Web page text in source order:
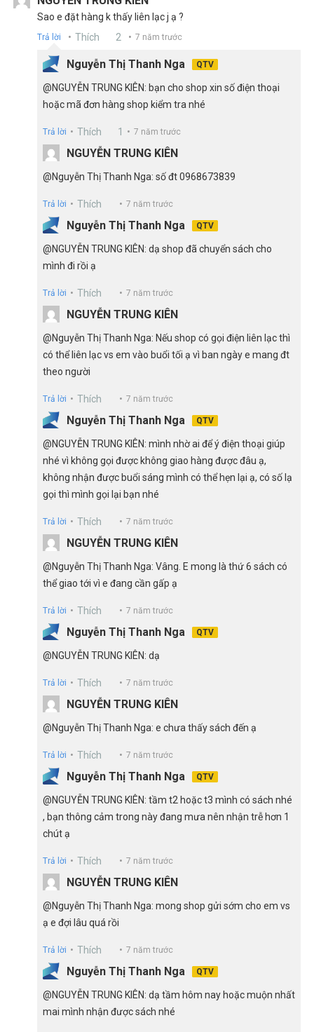
Sao e đặt hàng k thấy liên lạc j ạ ?
Trả lời Thích 2 7 năm trước
Nguyễn Thị Thanh Nga QTV
@NGUYỄN TRUNG KIÊN: bạn cho shop xin số điện thoại
hoặc mã đơn hàng shop kiểm tra nhé
Trả lời Thích 1 7 năm trước
NGUYỄN TRUNG KIÊN
@Nguyễn Thị Thanh Nga: số đt 0968673839
Trả lời Thích 7 năm trước
Nguyễn Thị Thanh Nga QTV
@NGUYỄN TRUNG KIÊN: dạ shop đã chuyển sách cho
mình đi rồi ạ
Trả lời Thích 7 năm trước
NGUYỄN TRUNG KIÊN
@Nguyễn Thị Thanh Nga: Nếu shop có gọi điện liên lạc thì
có thể liên lạc vs em vào buổi tối ạ vì ban ngày e mang đt
theo người
Trả lời Thích 7 năm trước
Nguyễn Thị Thanh Nga QTV
@NGUYỄN TRUNG KIÊN: mình nhờ ai để ý điện thoại giúp
nhé vì không gọi được không giao hàng được đâu ạ,
không nhận được buổi sáng mình có thể hẹn lại ạ, có số lạ
gọi thì mình gọi lại bạn nhé
Trả lời Thích 7 năm trước
NGUYỄN TRUNG KIÊN
@Nguyễn Thị Thanh Nga: Vâng. E mong là thứ 6 sách có
thể giao tới vì e đang cần gấp ạ
Trả lời Thích 7 năm trước
Nguyễn Thị Thanh Nga QTV
@NGUYỄN TRUNG KIÊN: dạ
Trả lời Thích 7 năm trước
NGUYỄN TRUNG KIÊN
@Nguyễn Thị Thanh Nga: e chưa thấy sách đến ạ
Trả lời Thích 7 năm trước
Nguyễn Thị Thanh Nga QTV
@NGUYỄN TRUNG KIÊN: tầm t2 hoặc t3 mình có sách nhé
, bạn thông cảm trong này đang mưa nên nhận trễ hơn 1
chút ạ
Trả lời Thích 7 năm trước
NGUYỄN TRUNG KIÊN
@Nguyễn Thị Thanh Nga: mong shop gửi sớm cho em vs
ạ e đợi lâu quá rồi
Trả lời Thích 7 năm trước
Nguyễn Thị Thanh Nga QTV
@NGUYỄN TRUNG KIÊN: dạ tầm hôm nay hoặc muộn nhất
mai mình nhận được sách nhé